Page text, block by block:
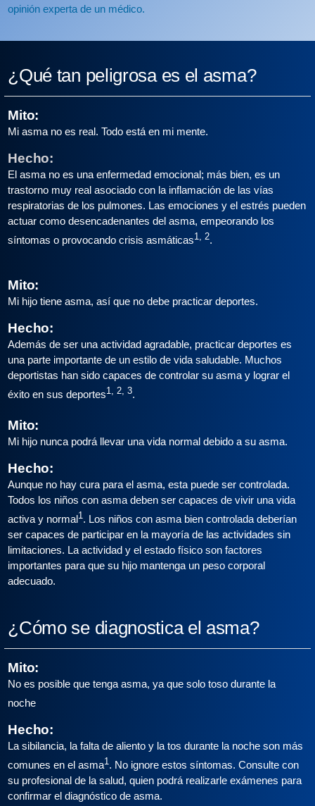
opinión experta de un médico.
¿Qué tan peligrosa es el asma?
Mito:
Mi asma no es real. Todo está en mi mente.
Hecho:
El asma no es una enfermedad emocional; más bien, es un
trastorno muy real asociado con la inflamación de las vías
respiratorias de los pulmones. Las emociones y el estrés pueden
actuar como desencadenantes del asma, empeorando los
síntomas o provocando crisis asmáticas1, 2.
Mito:
Mi hijo tiene asma, así que no debe practicar deportes.
Hecho:
Además de ser una actividad agradable, practicar deportes es
una parte importante de un estilo de vida saludable. Muchos
deportistas han sido capaces de controlar su asma y lograr el
éxito en sus deportes1, 2, 3.
Mito:
Mi hijo nunca podrá llevar una vida normal debido a su asma.
Hecho:
Aunque no hay cura para el asma, esta puede ser controlada.
Todos los niños con asma deben ser capaces de vivir una vida
activa y normal1. Los niños con asma bien controlada deberían
ser capaces de participar en la mayoría de las actividades sin
limitaciones. La actividad y el estado físico son factores
importantes para que su hijo mantenga un peso corporal
adecuado.
¿Cómo se diagnostica el asma?
Mito:
No es posible que tenga asma, ya que solo toso durante la
noche
Hecho:
La sibilancia, la falta de aliento y la tos durante la noche son más
comunes en el asma1. No ignore estos síntomas. Consulte con
su profesional de la salud, quien podrá realizarle exámenes para
confirmar el diagnóstico de asma.